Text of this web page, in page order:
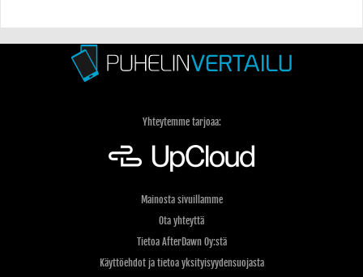
Yhteytemme tarjoaa:
Mainosta sivuillamme
Ota yhteyttä
Tietoa AfterDawn Oy:stä
Käyttöehdot ja tietoa yksityisyydensuojasta